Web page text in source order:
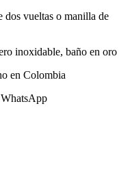
vueltas o manilla de
inoxidable, baño en oro
en Colombia